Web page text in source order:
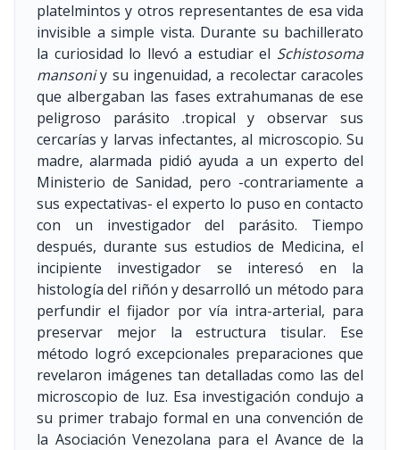
platelmintos y otros representantes de esa vida
invisible a simple vista. Durante su bachillerato
la curiosidad lo llevó a estudiar el Schistosoma
mansoniy su ingenuidad, a recolectar caracoles
que albergaban las fases extrahumanas de ese
peligroso parásito .tropical y observar sus
cercarías y larvas infectantes, al microscopio. Su
madre, alarmada pidió ayuda a un experto del
Ministerio de Sanidad, pero -contrariamente a
sus expectativas- el experto lo puso en contacto
con un investigador del parásito. Tiempo
después, durante sus estudios de Medicina, el
incipiente investigador se interesó en la
histología del riñón y desarrolló un método para
perfundir el fijador por vía intra-arterial, para
preservar mejor la estructura tisular. Ese
método logró excepcionales preparaciones que
revelaron imágenes tan detalladas como las del
microscopio de luz. Esa investigación condujo a
su primer trabajo formal en una convención de
la Asociación Venezolana para el Avance de la